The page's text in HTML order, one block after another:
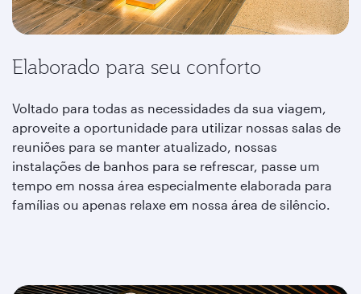
Elaborado para seu conforto
Voltado para todas as necessidades da sua viagem,
aproveite a oportunidade para utilizar nossas salas de
reuniões para se manter atualizado, nossas
instalações de banhos para se refrescar, passe um
tempo em nossa área especialmente elaborada para
famílias ou apenas relaxe em nossa área de silêncio.